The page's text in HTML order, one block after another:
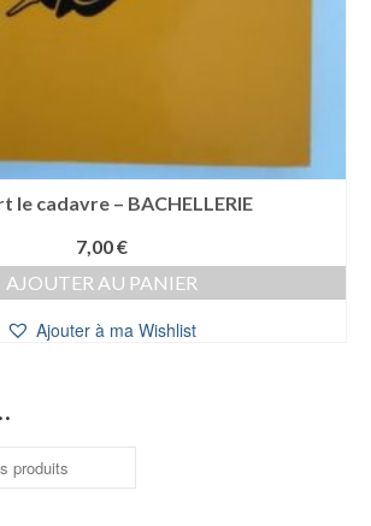
le cadavre – BACHELLERIE
7,00€
AJOUTER AU PANIER
Ajouter à ma Wishlist